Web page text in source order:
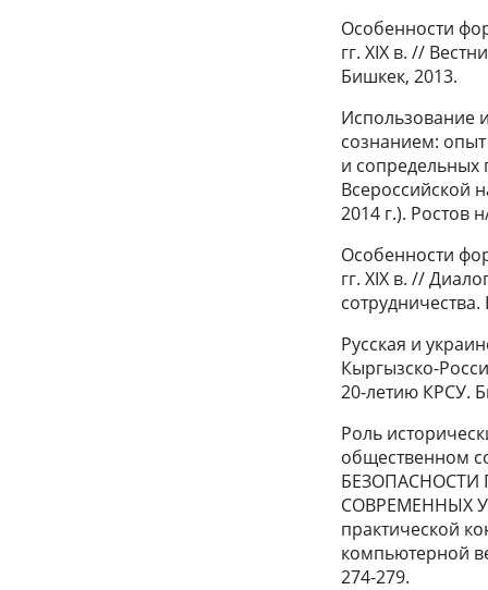
Особенности
гг. XIX в. //
Бишкек, 2013.
Использование
сознанием:
и сопредельных
Всероссийской
2014 г.). Ростов
Особенности
гг. XIX в. //
Русская и
Кыргызско-
20-летию КРСУ.
Роль
общественном
СОВРЕМЕННЫХ
практической
компьютерной
274-279.